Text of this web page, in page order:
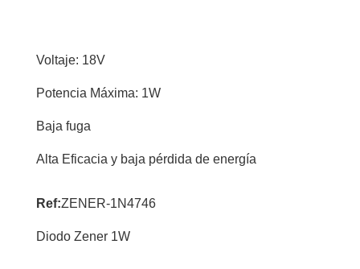
Voltaje: 18V
Potencia Máxima: 1W
Baja fuga
Alta Eficacia y baja pérdida de energía
Ref:ZENER-1N4746
Diodo Zener 1W